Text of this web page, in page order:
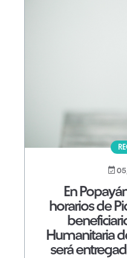
En
horarios de
Humanitaria
será